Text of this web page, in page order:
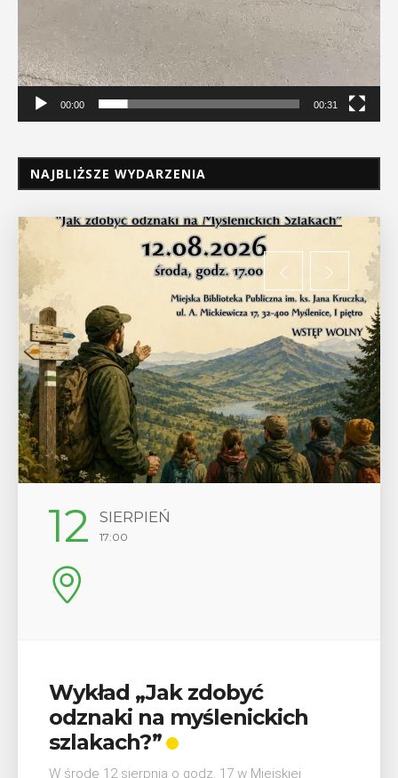
00:00 00:31
NAJBLIŻSZE WYDARZENIA
29 SIERPIEŃ
08:00 - 18:00
V Turniej Myślimira.
Mieszczanie i rzemieślnicy
W ostatni weekend wakacji, czyli 29-30 sierpnia w
Myślenicach odbędzie się piąta edycja Turnieju